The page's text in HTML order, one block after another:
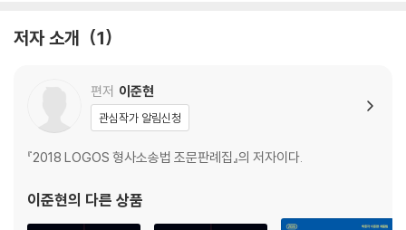
2. 우리 민법전의 연혁
제4절 민법의 기본원리
1. 근대 민법의 기본원칙과 그 수정
2. 우리 민법의 기본원리
1. 의의
2. 민법해석의 방법과 표준
저자 소개 1
편저 이준현
관심작가 알림신청
『2018 LOGOS 형사소송법 조문판례집』의 저자이다.
이준현의 다른 상품